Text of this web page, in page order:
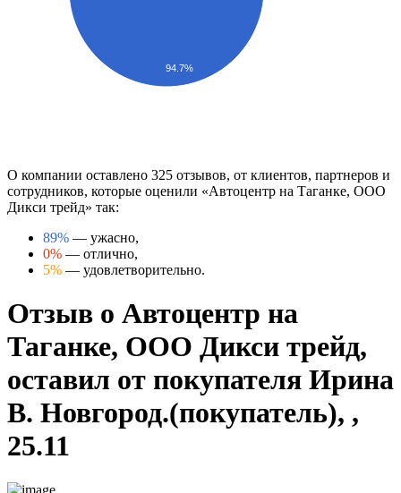
94.7%
О компании оставлено 325 отзывов, от клиентов, партнеров и
сотрудников, которые оценили «Автоцентр на Таганке, ООО
Дикси трейд» так:
89% — ужасно,
0% — отлично,
5% — удовлетворительно.
Отзыв о Автоцентр на
Таганке, ООО Дикси трейд,
оставил от покупателя Ирина
В. Новгород.(покупатель), ,
25.11